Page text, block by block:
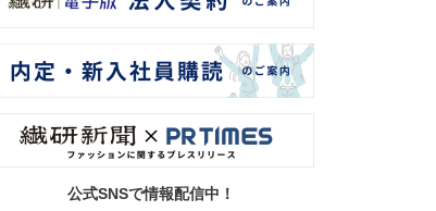
公式SNSで情報配信中！